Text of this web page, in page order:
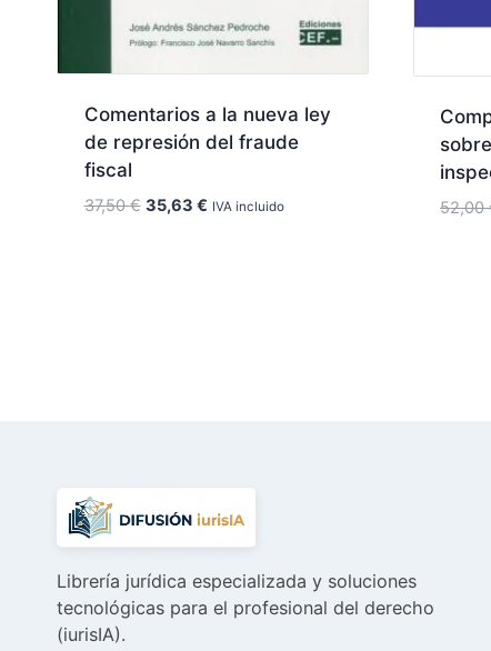
Comentarios a la nueva ley
de represión del fraude
fiscal
37,50€ El
35,63 €ElIVA incluido 52,00
Librería jurídica especializada y soluciones
tecnológicas para el profesional del derecho
(iurisIA).